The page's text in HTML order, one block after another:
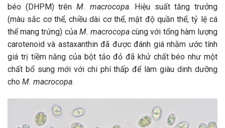
béo (DHPM) trên M. macrocopa. Hiệu suất tăng trưởng
(màu sắc cơ thể, chiều dài cơ thể, mật độ quần thể, tỷ lệ cá
thể mang trứng) của M. macrocopa cùng với tổng hàm lượng
carotenoid và astaxanthin đã được đánh giá nhằm ước tính
giá trị tiềm năng của bột tảo đỏ đã khử chất béo như một
chất bổ sung mới với chi phí thấp để làm giàu dinh dưỡng
cho M. macrocopa.